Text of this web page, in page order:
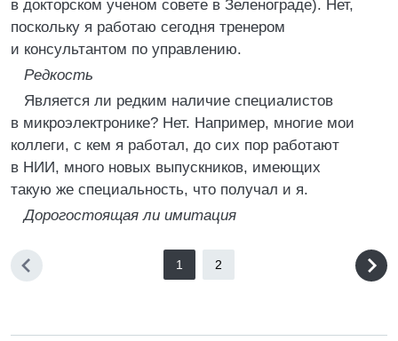
в докторском ученом совете в Зеленограде). Нет,
поскольку я работаю сегодня тренером
и консультантом по управлению.
Редкость
Является ли редким наличие специалистов
в микроэлектронике? Нет. Например, многие мои
коллеги, с кем я работал, до сих пор работают
в НИИ, много новых выпускников, имеющих
такую же специальность, что получал и я.
Дорогостоящая ли имитация
1 2